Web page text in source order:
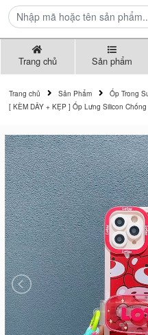
Trang chủ Sản phẩm
Trang chủ Sản Phẩm
Ốp Trong
[ KÈM DÂY + KẸP ] Ốp Lưng Silicon